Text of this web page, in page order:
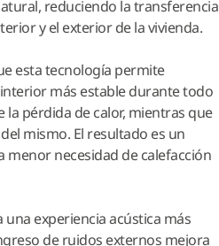
reduciendo la transferencia
y el exterior de la vivienda.
esta tecnología permite
más estable durante todo
la pérdida de calor, mientras que
mismo. El resultado es un
necesidad de calefacción
una experiencia acústica más
de ruidos externos mejora